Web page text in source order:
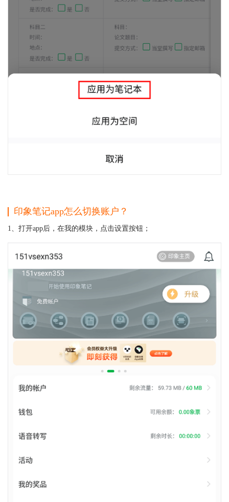
印象笔记app怎么切换账户？
1、打开app后，在我的模块，点击设置按钮；